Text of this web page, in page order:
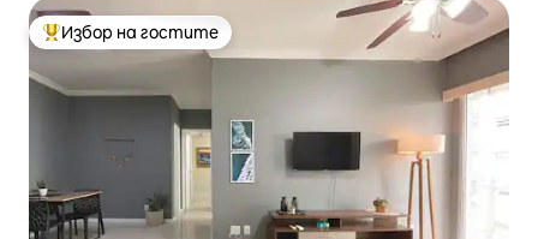
Най-популярен избор на гостите
Избор на гостите